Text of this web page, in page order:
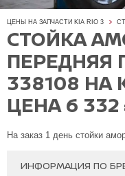
ЦЕНЫ НА ЗАПЧАСТИ KIA RIO 3
СТОЙКА
ПЕРЕДНЯЯ
338108 НА
ЦЕНА 6 332
На заказ 1 день стойки
ИНФОРМАЦИЯ ПО